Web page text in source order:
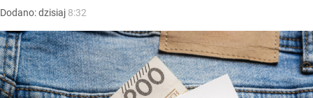
Dodano:dzisiaj 8:32